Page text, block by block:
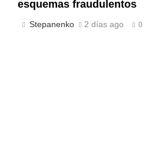
esquemas fraudulentos
Stepanenko 2 días ago 0